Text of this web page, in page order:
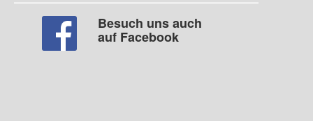
Besuch uns auch
auf Facebook